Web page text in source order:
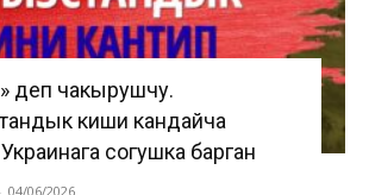
деп чакырушчу.
киши кандайча
согушка барган
- 04/06/2026